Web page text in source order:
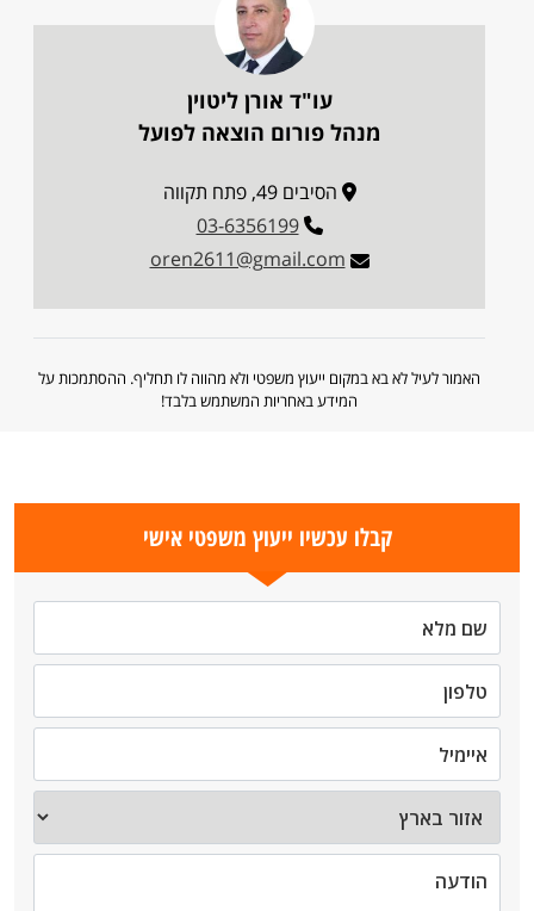
עו"ד אורן ליטוין
מנהל פורום הוצאה לפועל
הסיבים 49, פתח תקווה
03-6356199
oren2611@gmail.com
האמור לעיל לא בא במקום ייעוץ משפטי ולא מהווה לו תחליף. ההסתמכות על
המידע באחריות המשתמש בלבד!
קבלו עכשיו ייעוץ משפטי אישי